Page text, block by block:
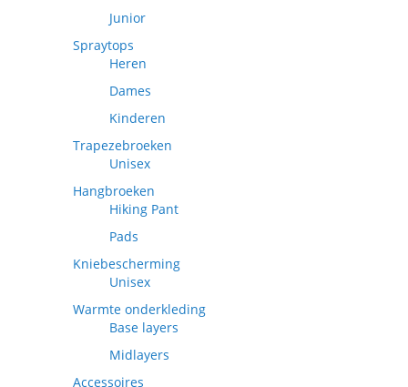
Junior
Spraytops
Heren
Dames
Kinderen
Trapezebroeken
Unisex
Hangbroeken
Hiking Pant
Pads
Kniebescherming
Unisex
Warmte onderkleding
Base layers
Midlayers
Accessoires